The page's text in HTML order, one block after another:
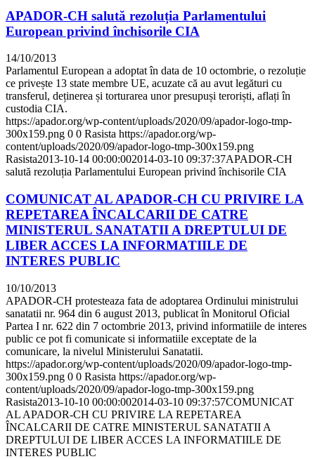
APADOR-CH salută rezoluția Parlamentului
European privind închisorile CIA
14/10/2013
Parlamentul European a adoptat în data de 10 octombrie, o rezoluție
ce privește 13 state membre UE, acuzate că au avut legături cu
transferul, deținerea și torturarea unor presupuși teroriști, aflați în
custodia CIA.
https://apador.org/wp-content/uploads/2020/09/apador-logo-tmp-
300x159.png 0 0 Rasista https://apador.org/wp-
content/uploads/2020/09/apador-logo-tmp-300x159.png
Rasista2013-10-14 00:00:002014-03-10 09:37:37APADOR-CH
salută rezoluția Parlamentului European privind închisorile CIA
COMUNICAT AL APADOR-CH CU PRIVIRE LA
REPETAREA ÎNCALCARII DE CATRE
MINISTERUL SANATATII A DREPTULUI DE
LIBER ACCES LA INFORMATIILE DE
INTERES PUBLIC
10/10/2013
APADOR-CH protesteaza fata de adoptarea Ordinului ministrului
sanatatii nr. 964 din 6 august 2013, publicat în Monitorul Oficial
Partea I nr. 622 din 7 octombrie 2013, privind informatiile de interes
public ce pot fi comunicate si informatiile exceptate de la
comunicare, la nivelul Ministerului Sanatatii.
https://apador.org/wp-content/uploads/2020/09/apador-logo-tmp-
300x159.png 0 0 Rasista https://apador.org/wp-
content/uploads/2020/09/apador-logo-tmp-300x159.png
Rasista2013-10-10 00:00:002014-03-10 09:37:57COMUNICAT
AL APADOR-CH CU PRIVIRE LA REPETAREA
ÎNCALCARII DE CATRE MINISTERUL SANATATII A
DREPTULUI DE LIBER ACCES LA INFORMATIILE DE
INTERES PUBLIC